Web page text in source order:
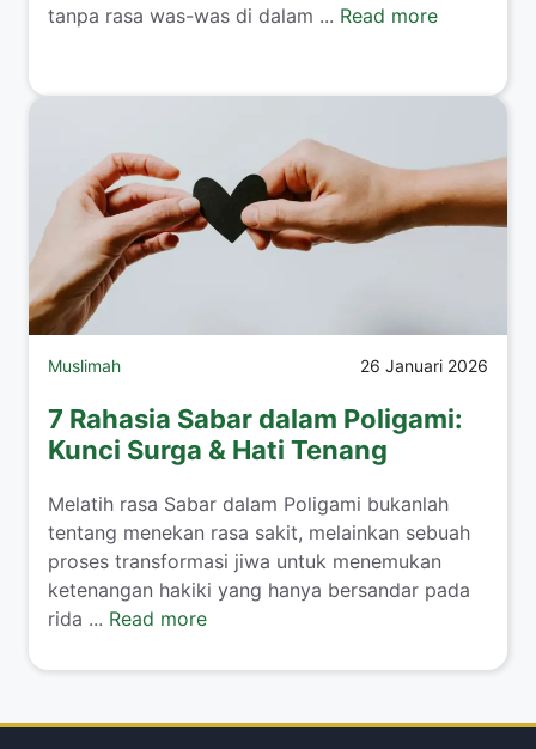
tanpa rasa was-was di dalam ... Read more
Muslimah 26 Januari 2026
7 Rahasia Sabar dalam Poligami:
Kunci Surga & Hati Tenang
​Melatih rasa Sabar dalam Poligami bukanlah
tentang menekan rasa sakit, melainkan sebuah
proses transformasi jiwa untuk menemukan
ketenangan hakiki yang hanya bersandar pada
rida ... Read more